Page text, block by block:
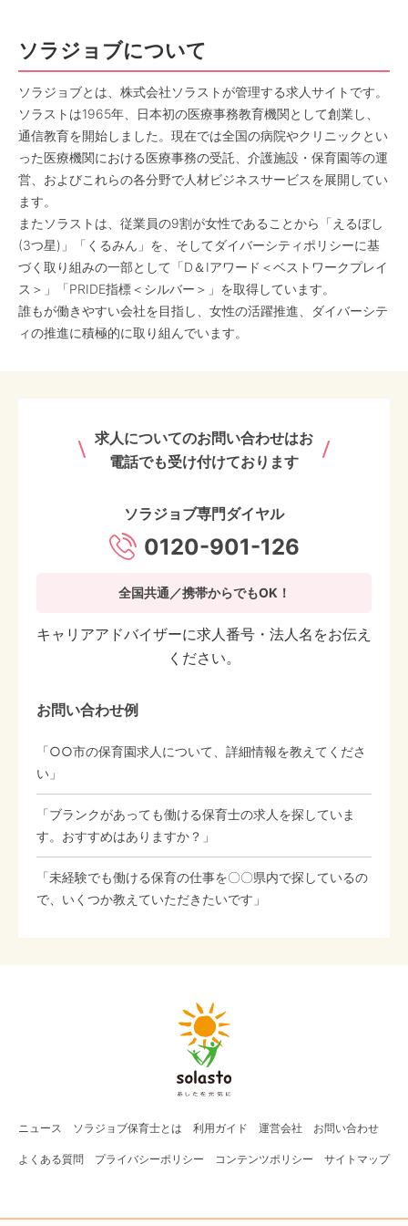
ソラジョブについて
ソラジョブとは、株式会社ソラストが管理する求人サイトです。
ソラストは1965年、日本初の医療事務教育機関として創業し、
通信教育を開始しました。現在では全国の病院やクリニックとい
った医療機関における医療事務の受託、介護施設・保育園等の運
営、およびこれらの各分野で人材ビジネスサービスを展開してい
ます。
またソラストは、従業員の9割が女性であることから「えるぼし
(3つ星)」「くるみん」を、そしてダイバーシティポリシーに基
づく取り組みの一部として「D＆Iアワード＜ベストワークプレイ
ス＞」「PRIDE指標＜シルバー＞」を取得しています。
誰もが働きやすい会社を目指し、女性の活躍推進、ダイバーシテ
ィの推進に積極的に取り組んでいます。
求人についてのお問い合わせはお
電話でも受け付けております
ソラジョブ専門ダイヤル
0120-901-126
全国共通／携帯からでもOK！
キャリアアドバイザーに求人番号・法人名をお伝え
ください。
お問い合わせ例
「○○市の保育園求人について、詳細情報を教えてくださ
い」
「ブランクがあっても働ける保育士の求人を探していま
す。おすすめはありますか？」
「未経験でも働ける保育の仕事を〇〇県内で探しているの
で、いくつか教えていただきたいです」
ニュース ソラジョブ保育士とは 利用ガイド 運営会社 お問い合わせ
よくある質問 プライバシーポリシー コンテンツポリシー サイトマップ